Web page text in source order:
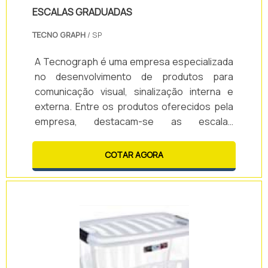
ESCALAS GRADUADAS
TECNO GRAPH / SP
A Tecnograph é uma empresa especializada
no desenvolvimento de produtos para
comunicação visual, sinalização interna e
externa. Entre os produtos oferecidos pela
empresa, destacam-se as escalas
ferramentas utilizadas para medir e
representar quantidades de forma precisa e
padronizada. Elas são compostas por uma
iguais, cada um representando uma unidade
de medida específica. Essas escalas são
amplamente utilizadas em diversas áreas,
como arquitetura, engenharia, cartografia,
COTAR AGORA